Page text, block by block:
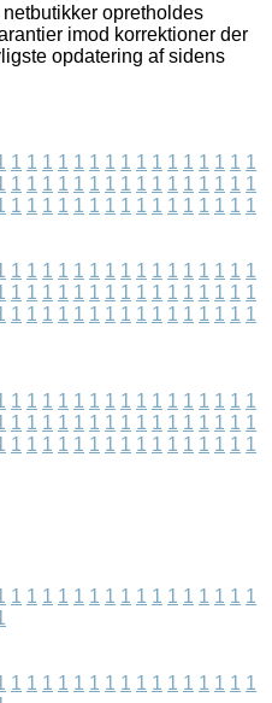
opretholdes
imod korrektioner der
opdatering af sidens
1 1 1 1 1 1 1 1 1 1 1 1 1 1 1 1
1 1 1 1 1 1 1 1 1 1 1 1 1 1 1 1
1 1 1 1 1 1 1 1 1 1 1 1 1 1 1 1
1 1 1 1 1 1 1 1 1 1 1 1 1 1 1 1
1 1 1 1 1 1 1 1 1 1 1 1 1 1 1 1
1 1 1 1 1 1 1 1 1 1 1 1 1 1 1 1
1 1 1 1 1 1 1 1 1 1 1 1 1 1 1 1
1 1 1 1 1 1 1 1 1 1 1 1 1 1 1 1
1 1 1 1 1 1 1 1 1 1 1 1 1 1 1 1
1 1 1 1 1 1 1 1 1 1 1 1 1 1 1 1
1 1 1 1 1 1 1 1 1 1 1 1 1 1 1 1